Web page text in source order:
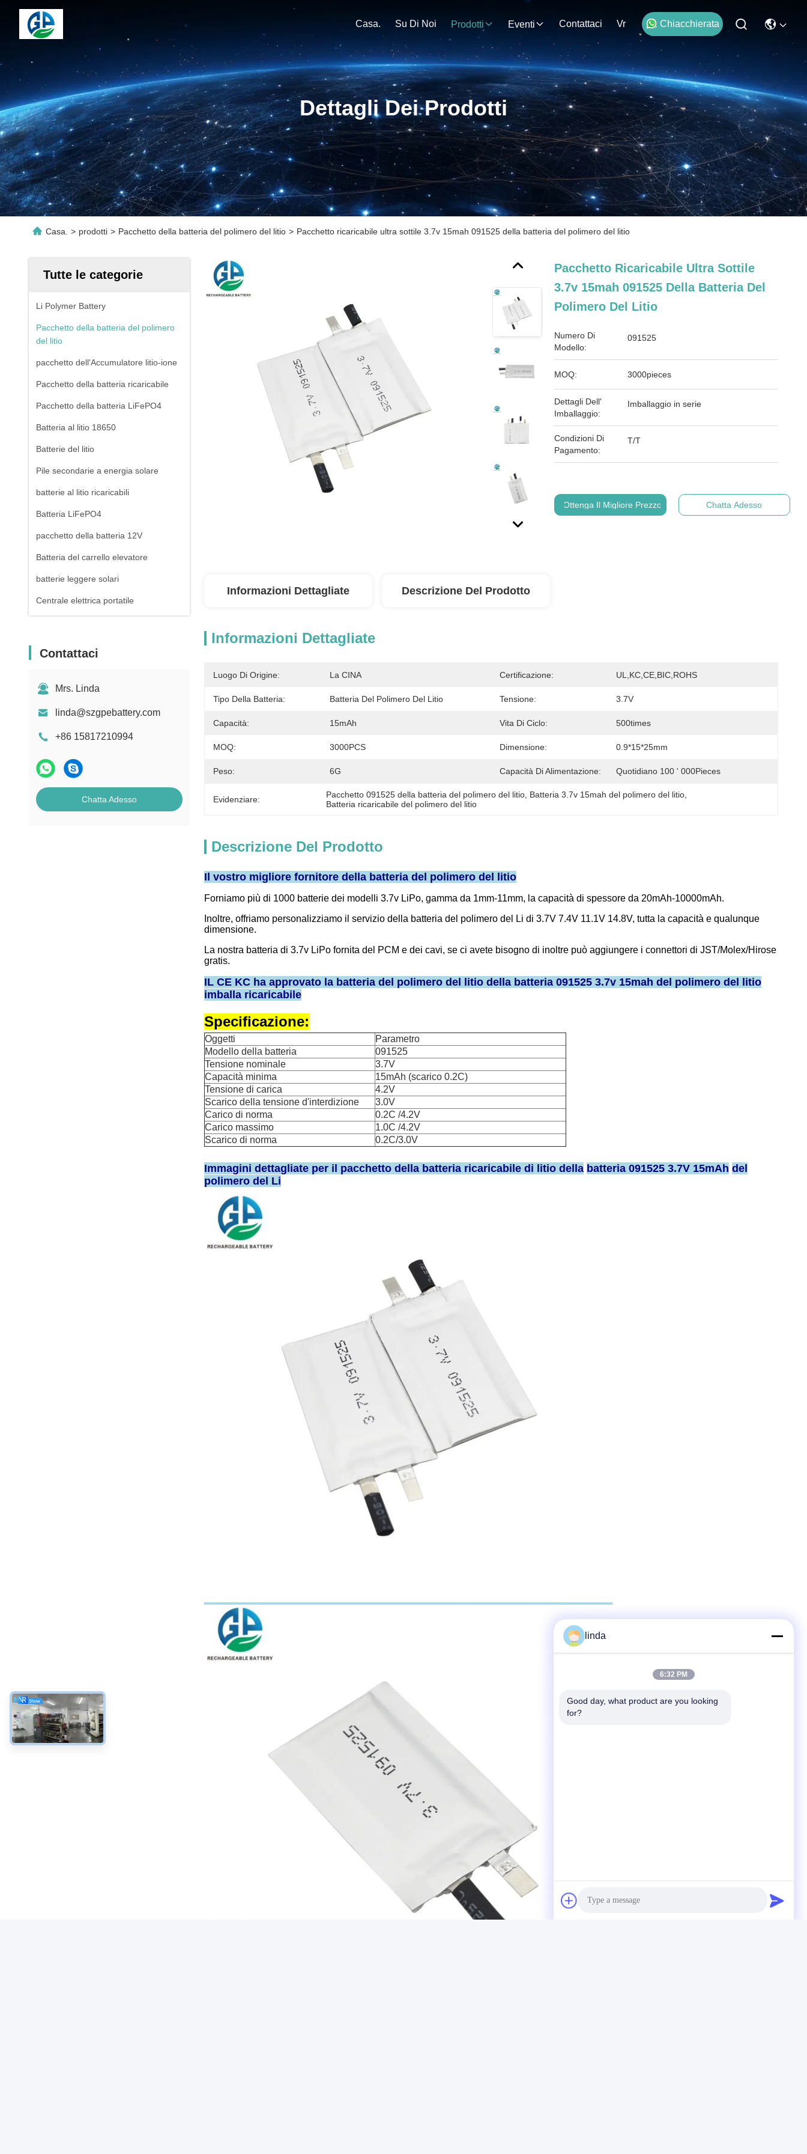
Casa. Su Di Noi Prodotti Eventi Contattaci Vr Chiacchierata
Dettagli Dei Prodotti
Casa. > prodotti > Pacchetto della batteria del polimero del litio > Pacchetto ricaricabile ultra sottile 3.7v 15mah 091525 della batteria del polimero del litio
Tutte le categorie
Li Polymer Battery
Pacchetto della batteria del polimero
del litio
pacchetto dell'Accumulatore litio-ione
Pacchetto della batteria ricaricabile
Pacchetto della batteria LiFePO4
Batteria al litio 18650
Batterie del litio
Pile secondarie a energia solare
batterie al litio ricaricabili
Batteria LiFePO4
pacchetto della batteria 12V
Batteria del carrello elevatore
batterie leggere solari
Centrale elettrica portatile
Contattaci
Mrs. Linda
linda@szgpebattery.com
+86 15817210994
Chatta Adesso
Pacchetto Ricaricabile Ultra Sottile
3.7v 15mah 091525 Della Batteria Del
Polimero Del Litio
Numero Di
Modello:
091525
MOQ: 3000pieces
Dettagli Dell'
Imballaggio:
Imballaggio in serie
Condizioni Di
Pagamento:
T/T
Ottenga Il Migliore Prezzo Chatta Adesso
Informazioni Dettagliate Descrizione Del Prodotto
Informazioni Dettagliate
Luogo Di Origine: La CINA Certificazione: UL,KC,CE,BIC,ROHS
Tipo Della Batteria: Batteria Del Polimero Del Litio Tensione: 3.7V
Capacità: 15mAh Vita Di Ciclo: 500times
MOQ: 3000PCS Dimensione: 0.9*15*25mm
Peso: 6G Capacità Di Alimentazione: Quotidiano 100 ' 000Pieces
Evidenziare: Pacchetto 091525 della batteria del polimero del litio Batteria 3.7v 15mah del polimero del litio
Batteria ricaricabile del polimero del litio
Descrizione Del Prodotto
Il vostro migliore fornitore della batteria del polimero del litio
Forniamo più di 1000 batterie dei modelli 3.7v LiPo, gamma da 1mm-11mm, la capacità di spessore da 20mAh-10000mAh.
Inoltre, offriamo personalizziamo il servizio della batteria del polimero del Li di 3.7V 7.4V 11.1V 14.8V, tutta la capacità e qualunque
dimensione.
La nostra batteria di 3.7v LiPo fornita del PCM e dei cavi, se ci avete bisogno di inoltre può aggiungere i connettori di JST/Molex/Hirose
gratis.
IL CE KC ha approvato la batteria del polimero del litio della batteria 091525 3.7v 15mah del polimero del litio
imballa ricaricabile
Specificazione:
Oggetti
Parametro
Modello della batteria
091525
Tensione nominale
3.7V
Capacità minima
15mAh (scarico 0.2C)
Tensione di carica
4.2V
Scarico della tensione d'interdizione
3.0V
Carico di norma
0.2C /4.2V
Carico massimo
1.0C /4.2V
Scarico di norma
0.2C/3.0V
Immagini dettagliate per il pacchetto della batteria ricaricabile di litio della batteria 091525 3.7V 15mAh del
polimero del Li
linda
6:32 PM
Good day, what product are you looking
for?